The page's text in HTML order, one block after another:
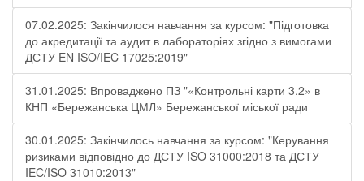
07.02.2025: Закінчилося навчання за курсом: "Підготовка
до акредитації та аудит в лабораторіях згідно з вимогами
ДСТУ EN ISO/IEC 17025:2019"
31.01.2025: Впроваджено ПЗ "«Контрольні карти 3.2» в
КНП «Бережанська ЦМЛ» Бережанської міської ради
30.01.2025: Закінчилось навчання за курсом: "Керування
ризиками відповідно до ДСТУ ISO 31000:2018 та ДСТУ
IEC/ISO 31010:2013"